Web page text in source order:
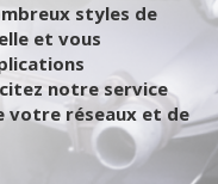
styles de
et vous
notre service
votre réseaux et de